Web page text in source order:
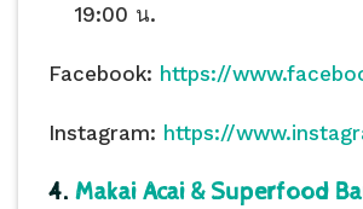
19:00 น.
Facebook: https://
Instagram: https://
4.Makai Acai & Superfood